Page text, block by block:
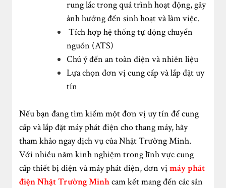
rung lắc trong quá trình hoạt động, gây
ảnh hưởng đến sinh hoạt và làm việc.
Tích hợp hệ thống tự động chuyển
nguồn (ATS)
Chú ý đến an toàn điện và nhiên liệu
Lựa chọn đơn vị cung cấp và lắp đặt uy
tín
Nếu bạn đang tìm kiếm một đơn vị uy tín để cung
cấp và lắp đặt máy phát điện cho thang máy, hãy
tham khảo ngay dịch vụ của Nhật Trường Minh.
Với nhiều năm kinh nghiệm trong lĩnh vực cung
cấp thiết bị điện và máy phát điện, đơn vịmáy phát
điện Nhật Trường Minhcam kết mang đến các sản